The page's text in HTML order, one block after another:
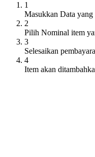
1
Masukkan Data
2
Pilih Nominal item
3
Selesaikan
4
Item akan